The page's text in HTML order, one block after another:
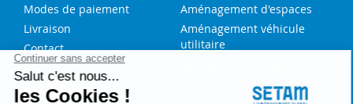
Modes de paiement
Livraison
Contact
Aménagement d'espaces
Aménagement véhicule
utilitaire
NOS SERVICES